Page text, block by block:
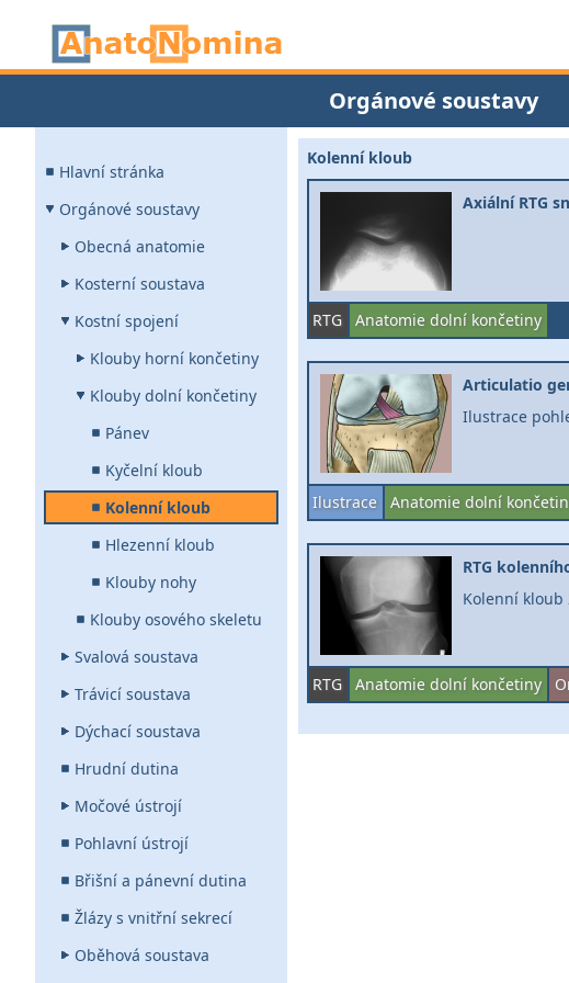
Orgánové soustavy
Hlavní stránka
Orgánové soustavy
Obecná anatomie
Kosterní soustava
Kostní spojení
Klouby horní končetiny
Klouby dolní končetiny
Pánev
Kyčelní kloub
Kolenní kloub
Hlezenní kloub
Klouby nohy
Klouby osového skeletu
Svalová soustava
Trávicí soustava
Dýchací soustava
Hrudní dutina
Močové ústrojí
Pohlavní ústrojí
Břišní a pánevní dutina
Žlázy s vnitřní sekrecí
Oběhová soustava
Kolenní kloub
Axiální RTG
RTG Anatomie dolní končetiny
Articulatio
Ilustrace
Ilustrace Anatomie dolní
RTG
Kolenní kloub
RTG Anatomie dolní končetiny